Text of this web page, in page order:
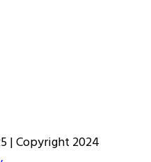
| Copyright 2024